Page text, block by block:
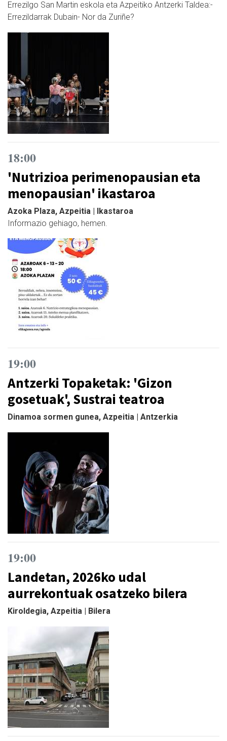
Errezilgo San Martin eskola eta Azpeitiko Antzerki Taldea:-
Errezildarrak Dubain- Nor da Zuriñe?
18:00
'Nutrizioa perimenopausian eta
menopausian' ikastaroa
Azoka Plaza, Azpeitia | Ikastaroa
Informazio gehiago, hemen.
19:00
Antzerki Topaketak: 'Gizon
gosetuak', Sustrai teatroa
Dinamoa sormen gunea, Azpeitia | Antzerkia
19:00
Landetan, 2026ko udal
aurrekontuak osatzeko bilera
Kiroldegia, Azpeitia | Bilera